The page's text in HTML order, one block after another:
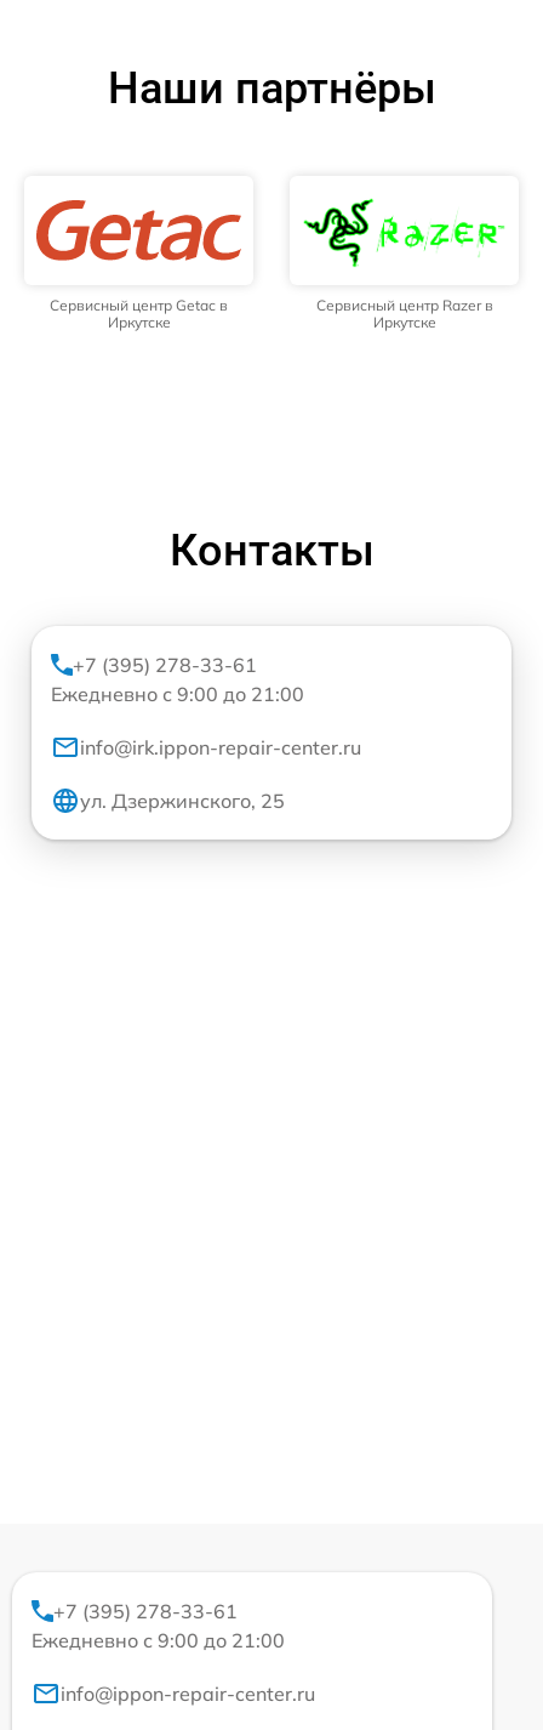
Наши партнёры
Сервисный центр Getac в
Иркутске
Сервисный центр Razer в
Иркутске
Контакты
+7 (395) 278-33-61
Ежедневно с 9:00 до 21:00
info@irk.ippon-repair-center.ru
ул. Дзержинского, 25
+7 (395) 278-33-61
Ежедневно с 9:00 до 21:00
info@ippon-repair-center.ru